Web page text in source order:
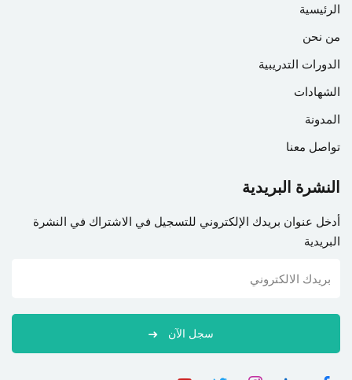
الرئيسية
من نحن
الدورات التدريبية
الشهادات
المدونة
تواصل معنا
النشرة البريدية
أدخل عنوان بريدك الإلكتروني للتسجيل في الاشتراك في النشرة
البريدية
سجل الآن